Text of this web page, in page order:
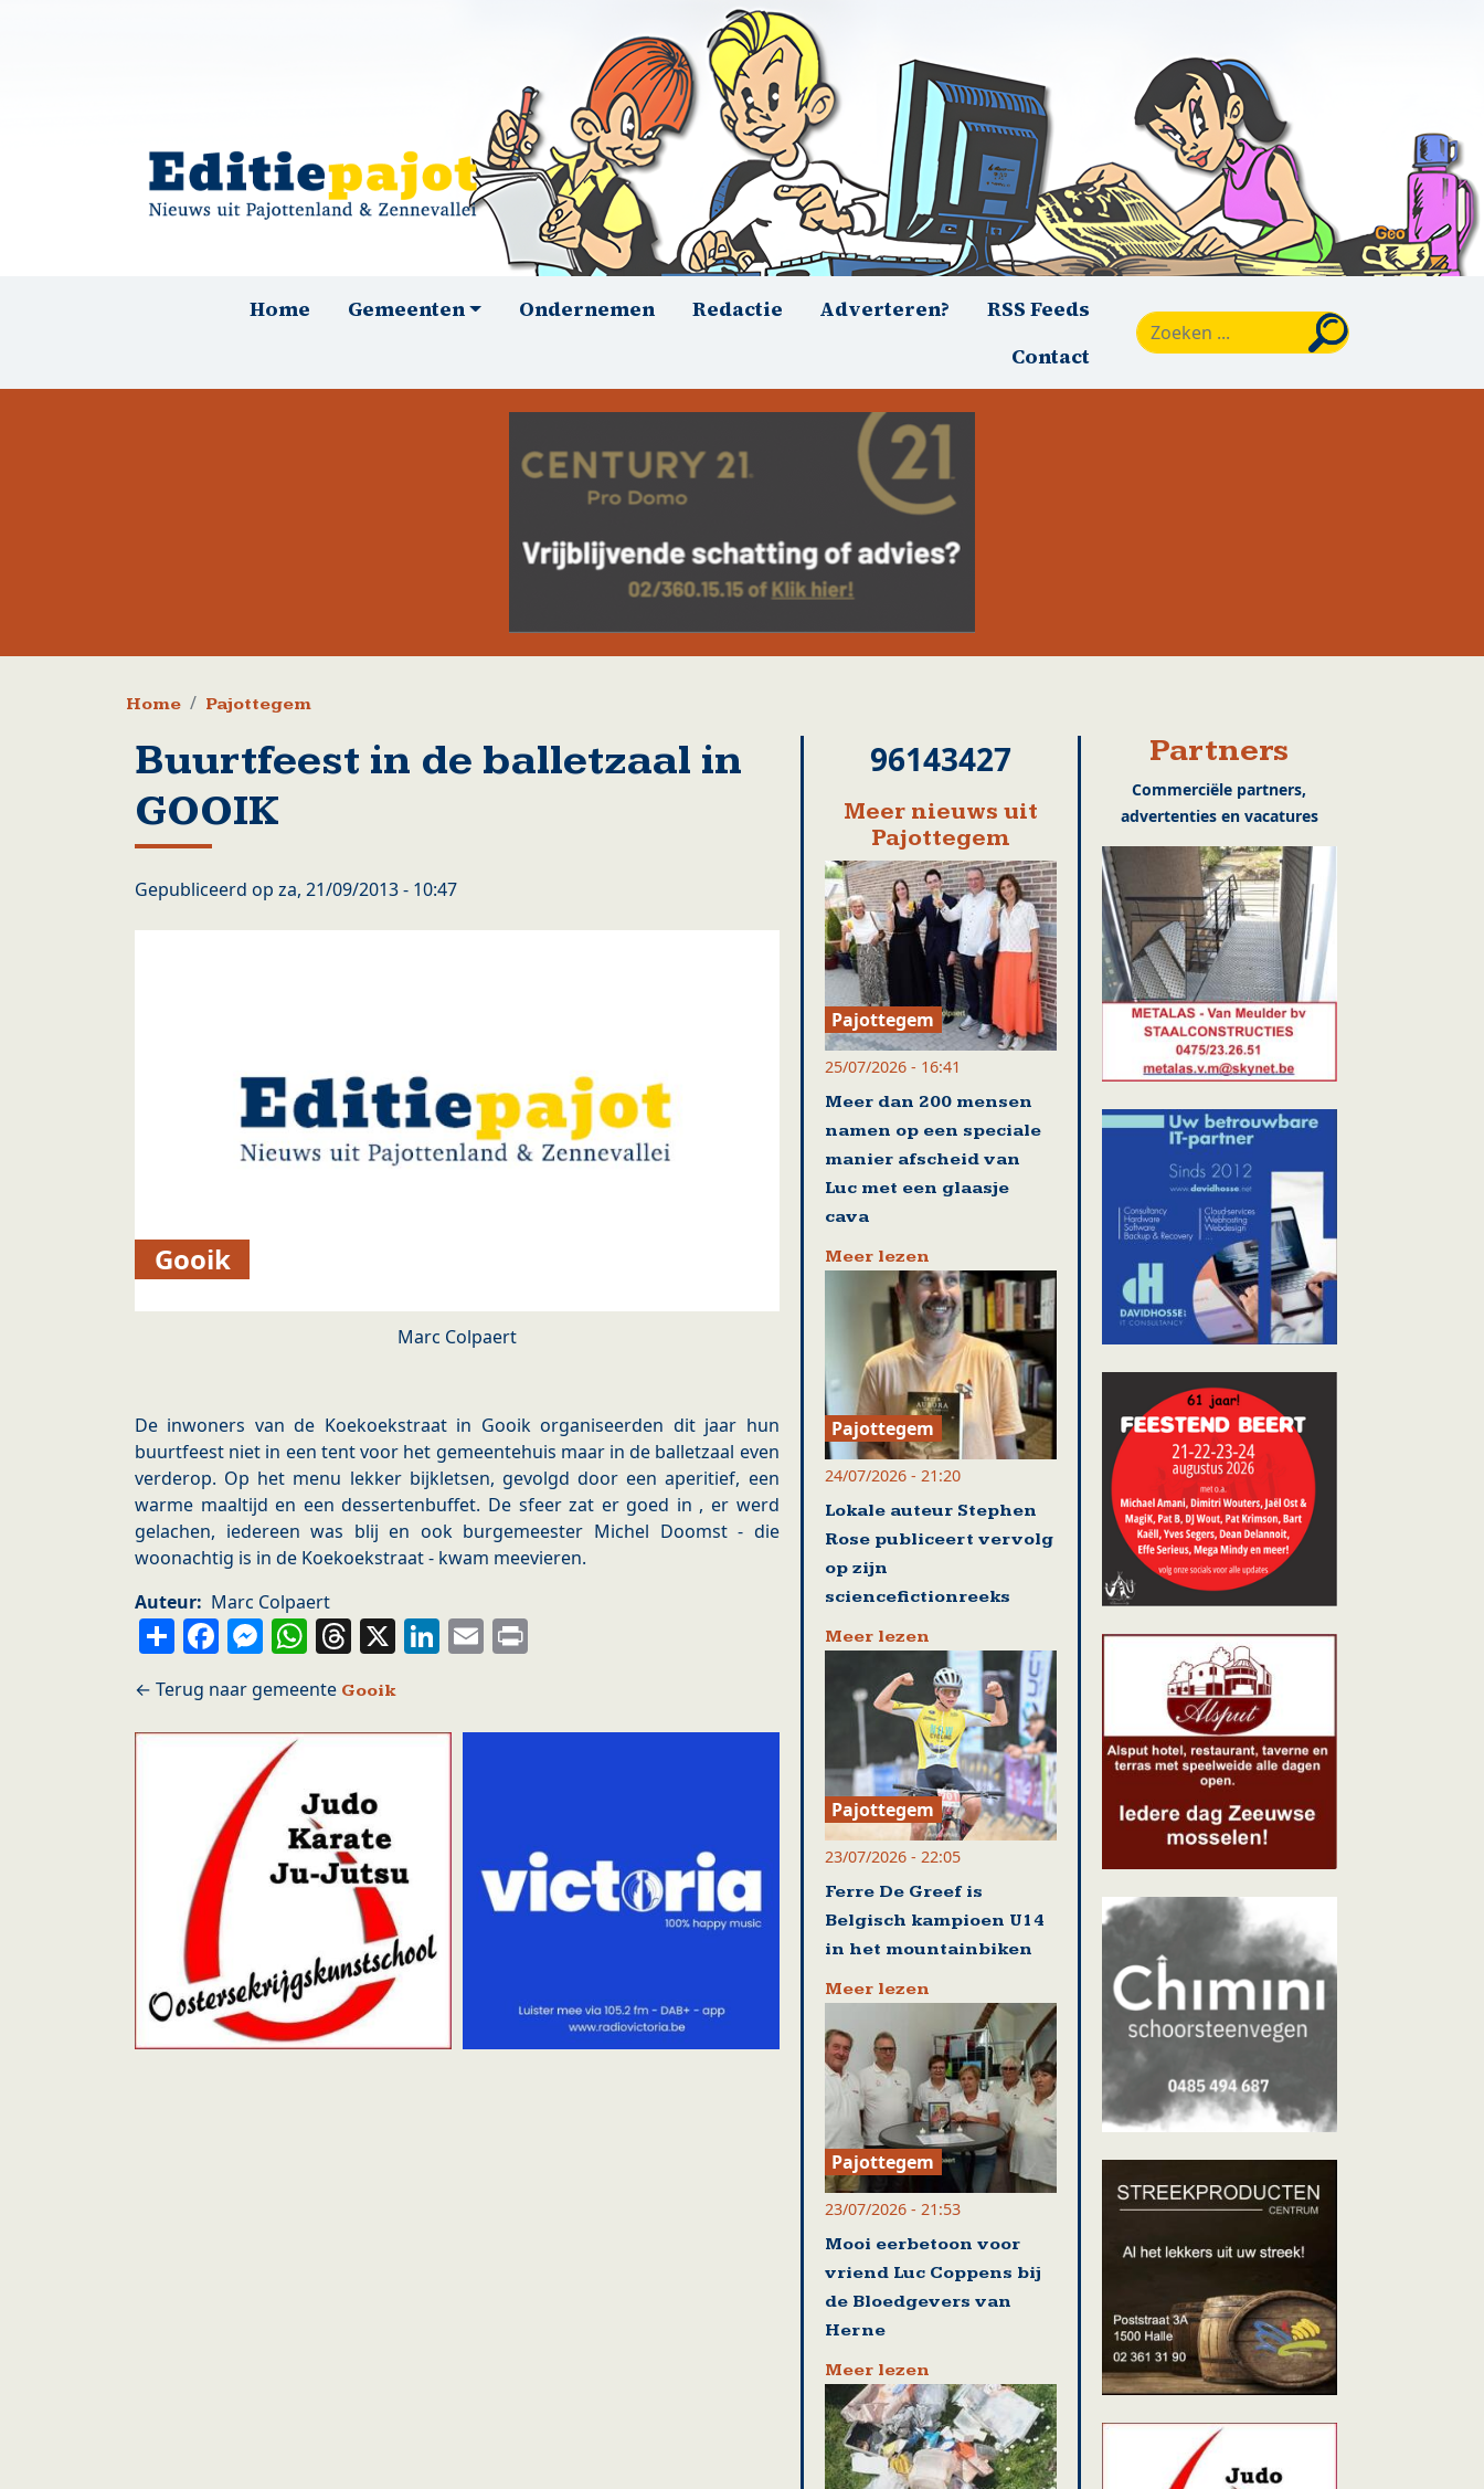
HoofdnavigatieHome Gemeenten Ondernemen Redactie Adverteren?
RSS Feeds
Contact
Kruimelpad
Home Pajottegem
Buurtfeest in de balletzaal in
GOOIK
Gepubliceerd op za, 21/09/2013 - 10:47
Gooik
Marc Colpaert
De inwoners van de Koekoekstraat in Gooik organiseerden dit jaar hun
buurtfeest niet in een tent voor het gemeentehuis maar in de balletzaal even
verderop. Op het menu lekker bijkletsen, gevolgd door een aperitief, een
warme maaltijd en een dessertenbuffet. De sfeer zat er goed in , er werd
gelachen, iedereen was blij en ook burgemeester Michel Doomst - die
woonachtig is in de Koekoekstraat - kwam meevieren.
Auteur
Marc Colpaert
ShareFacebook
Messenger
WhatsApp
Threads
X LinkedIn
Email
Gooik
96143427
Meer nieuws uit
Pajottegem
Pajottegem
25/07/2026 - 16:41
Meer dan 200 mensen
namen op een speciale
manier afscheid van
Luc met een glaasje
cava
Meer lezen
Pajottegem
24/07/2026 - 21:20
Lokale auteur Stephen
Rose publiceert vervolg
op zijn
sciencefictionreeks
Meer lezen
Pajottegem
23/07/2026 - 22:05
Ferre De Greef is
Belgisch kampioen U14
in het mountainbiken
Meer lezen
Pajottegem
23/07/2026 - 21:53
Mooi eerbetoon voor
vriend Luc Coppens bij
de Bloedgevers van
Herne
Meer lezen
Partners
Commerciële partners,
advertenties en vacatures